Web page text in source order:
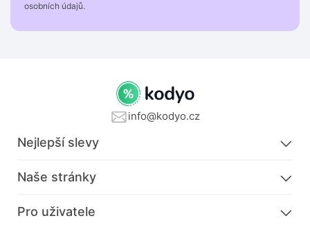
osobních údajů.
info@kodyo.cz
Nejlepší slevy
Naše stránky
Pro uživatele